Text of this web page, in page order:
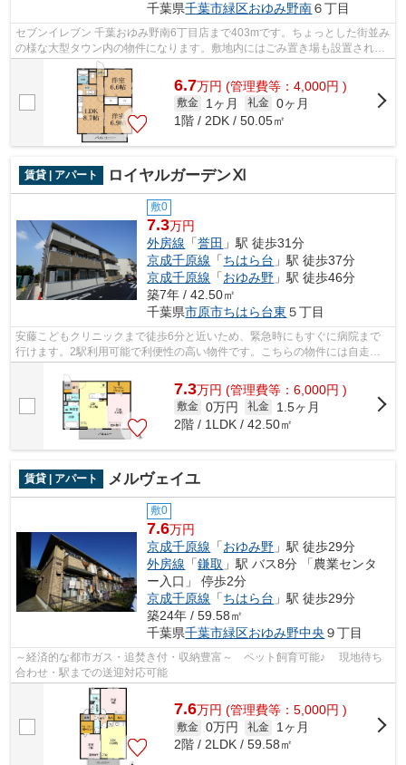
千葉県千葉市緑区おゆみ野南６丁目
セブンイレブン 千葉おゆみ野南6丁目店まで403mです。ちょっとした街並み
の様な大型タウン内の物件になります。敷地内にはごみ置き場も設置されて
います。気になる情報を見つけたら、...
6.7万円 (管理費等：4,000円 )
敷金 1ヶ月 礼金 0ヶ月
1階 / 2DK / 50.05㎡
賃貸 | アパート ロイヤルガーデンⅪ
敷0
7.3万円
外房線 「誉田 」駅 徒歩31分
京成千原線 「ちはら台 」駅 徒歩37分
京成千原線 「おゆみ野 」駅 徒歩46分
築7年 / 42.50㎡
千葉県市原市ちはら台東 ５丁目
安藤こどもクリニックまで徒歩6分と近いため、緊急時にもすぐに病院まで
行けます。2駅利用可能で利便性の高い物件です。こちらの物件には自走式
7.3万円 (管理費等：6,000円 )
敷金 0万円 礼金
1.5ヶ月
2階 / 1LDK / 42.50㎡
賃貸 | アパート メルヴェイユ
敷0
7.6万円
京成千原線 「おゆみ野 」駅 徒歩29分
外房線 「鎌取 」駅 バス8分 「農業センタ
ー入口」 停歩2分
京成千原線 「ちはら台 」駅 徒歩29分
築24年 / 59.58㎡
千葉県千葉市緑区おゆみ野中央 ９丁目
～経済的な都市ガス・追焚き付・収納豊富～ ペット飼育可能♪ 現地待ち
合わせ・駅までの送迎対応可能
7.6万円 (管理費等：5,000円 )
敷金 0万円 礼金
1ヶ月
2階 / 2LDK / 59.58㎡